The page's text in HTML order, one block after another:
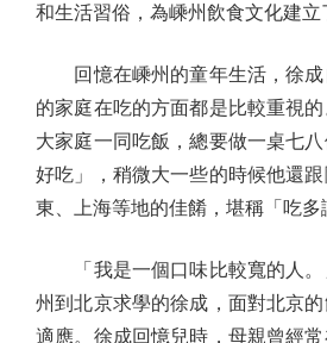
和生活習俗，為嵊州飲食文化建立
回憶在嵊州的童年生活，徐成
的家庭在吃的方面都是比較重視
大家庭一同吃飯，總要做一桌七
好吃」，稍微大一些的時候他還
東、上海等地的佳餚，堪稱「吃多
「我是一個口味比較寬的人。
州到北京求學的徐成，面對北京
適應。徐成回憶兒時，母親曾經